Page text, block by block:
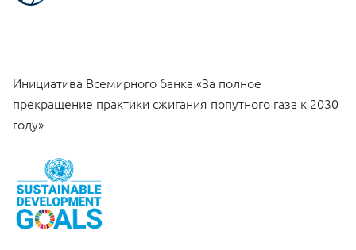
Инициатива Всемирного банка «За полное
прекращение практики сжигания попутного газа к 2030
году»